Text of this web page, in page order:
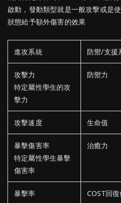
啟動，發動類型就是一般攻擊或是
狀態給予額外傷害的效果
進攻系統 防禦/支援
攻擊力
特定屬性學生的攻
擊力
防禦力
攻擊速度 生命值
暴擊傷害率
特定屬性學生暴擊
傷害率
治癒力
暴擊率 COST回復